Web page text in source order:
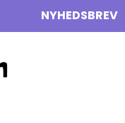
NYHEDSBREV